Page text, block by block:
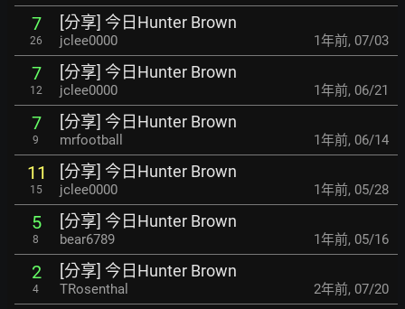
7
26
[分享] 今日Hunter Brown
jclee0000 1年前, 07/03
7
12
[分享] 今日Hunter Brown
jclee0000 1年前, 06/21
7
9
[分享] 今日Hunter Brown
mrfootball 1年前, 06/14
11
15
[分享] 今日Hunter Brown
jclee0000 1年前, 05/28
5
8
[分享] 今日Hunter Brown
bear6789 1年前, 05/16
2
4
[分享] 今日Hunter Brown
TRosenthal 2年前, 07/20